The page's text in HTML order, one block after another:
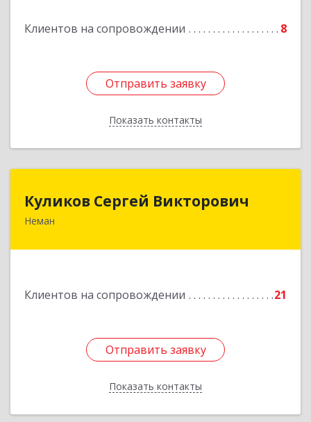
Клиентов на сопровождении 8
Отправить заявку
Показать контакты
Отправить заявку
Назад
Куликов Сергей Викторович
Неман
Клиентов на сопровождении 21
Отправить заявку
Показать контакты
Куликов Сергей Викторович
Отправить заявку
Назад